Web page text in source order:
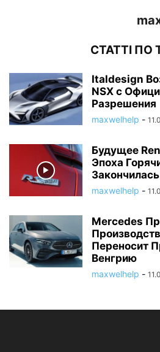
СТАТТІ ПО
Italdesign
NSX с
Разрешения
maxwelhelp -
Будущее
Эпоха
maxwelhelp -
Mercedes
Переносит
Венгрию
maxwelhelp -